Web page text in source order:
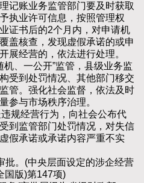
记账业务监管部门要及时获取
执业许可信息，按照管理权
证书后的2个月内，对申请机
盖核查，发现虚假承诺的或申
展经营的，依法进行处理。
、一公开”监管，县级业务监
受到处罚情况、其他部门移交
管。强化社会监督，依法及时
参与市场秩序治理。
经营行为，向社会公布代
到监管部门处罚情况，对失信
假承诺或承诺内容严重不实
。(中央层面设定的涉企经营
国版)第147项)